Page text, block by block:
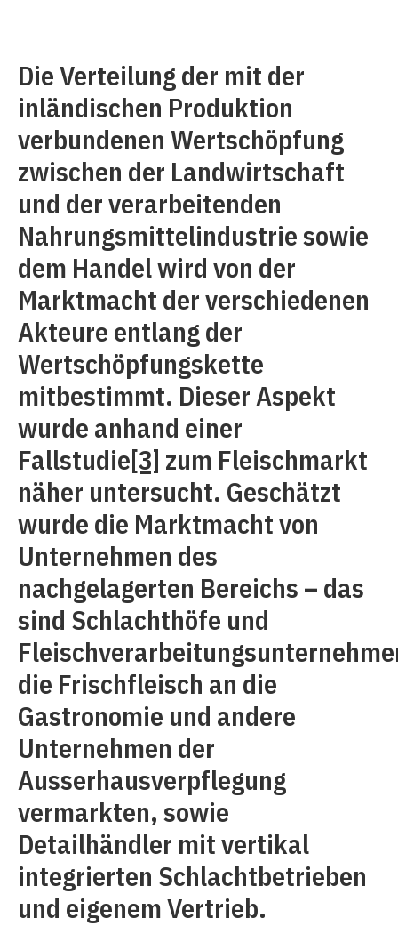
Die Verteilung der mit der
inländischen Produktion
verbundenen Wertschöpfung
zwischen der Landwirtschaft
und der verarbeitenden
Nahrungsmittelindustrie sowie
dem Handel wird von der
Marktmacht der verschiedenen
Akteure entlang der
Wertschöpfungskette
mitbestimmt. Dieser Aspekt
wurde anhand einer
Fallstudie[3] zum Fleischmarkt
näher untersucht. Geschätzt
wurde die Marktmacht von
Unternehmen des
nachgelagerten Bereichs – das
sind Schlachthöfe und
die Frischfleisch an die
Gastronomie und andere
Unternehmen der
Ausserhausverpflegung
vermarkten, sowie
Detailhändler mit vertikal
integrierten Schlachtbetrieben
und eigenem Vertrieb.